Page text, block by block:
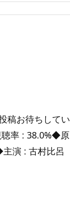
稿お待ちしてい
率 : 38.0%◆原
演 : 古村比呂